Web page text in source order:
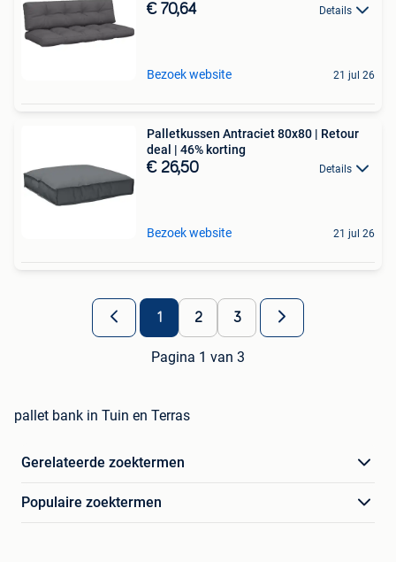
€ 70,64 Details
Bezoek website 21 jul 26
Palletkussen Antraciet 80x80 | Retour
deal | 46% korting
€ 26,50 Details
Bezoek website 21 jul 26
1 2 3
Pagina 1 van 3
pallet bank in Tuin en Terras
Gerelateerde zoektermen
Populaire zoektermen